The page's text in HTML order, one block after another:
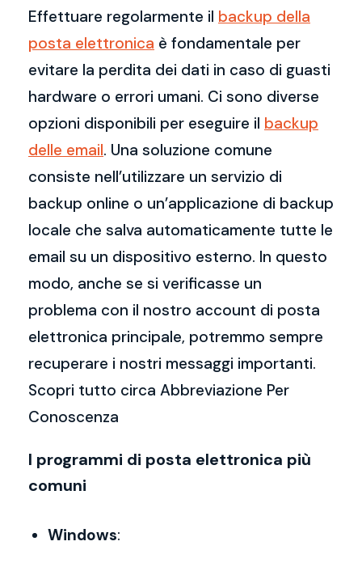
Effettuare regolarmente il backup della
posta elettronica è fondamentale per
evitare la perdita dei dati in caso di guasti
hardware o errori umani. Ci sono diverse
opzioni disponibili per eseguire il backup
delle email. Una soluzione comune
consiste nell’utilizzare un servizio di
backup online o un’applicazione di backup
locale che salva automaticamente tutte le
email su un dispositivo esterno. In questo
modo, anche se si verificasse un
problema con il nostro account di posta
elettronica principale, potremmo sempre
recuperare i nostri messaggi importanti.
Scopri tutto circa Abbreviazione Per
Conoscenza
I programmi di posta elettronica più
comuni
Windows: